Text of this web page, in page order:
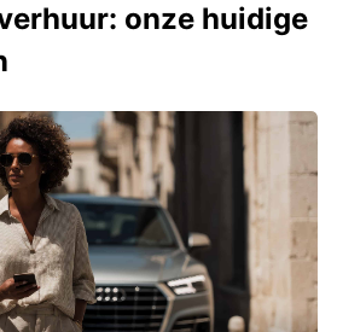
onze huidige